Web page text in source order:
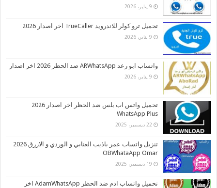
9 يناير، 2026
تحميل ترو كولر للاندرويد TrueCaller اخر اصدار 2026
9 يناير، 2026
واتساب ابو رعد ARWhatsApp ضد الحظر 2026 اخر اصدار
9 يناير، 2026
تحميل واتس اب بلس ضد الحظر اخر اصدار 2026
WhatsApp Plus
22 ديسمبر، 2025
تنزيل واتساب عمر باذيب العنابي و الوردي و الازرق 2026
OBWhataApp Omar
19 ديسمبر، 2025
تحميل واتساب ادم ضد الحظر AdamWhatsApp اخر